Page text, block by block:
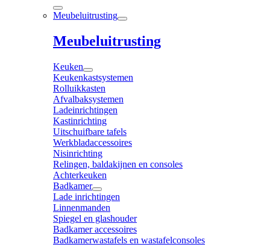
Meubeluitrusting
Meubeluitrusting
Keuken
Keukenkastsystemen
Rolluikkasten
Afvalbaksystemen
Ladeinrichtingen
Kastinrichting
Uitschuifbare tafels
Werkbladaccessoires
Nisinrichting
Relingen, baldakijnen en consoles
Achterkeuken
Badkamer
Lade inrichtingen
Linnenmanden
Spiegel en glashouder
Badkamer accessoires
Badkamerwastafels en wastafelconsoles